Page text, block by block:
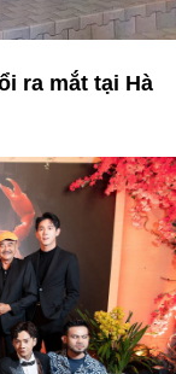
ra mắt tại Hà